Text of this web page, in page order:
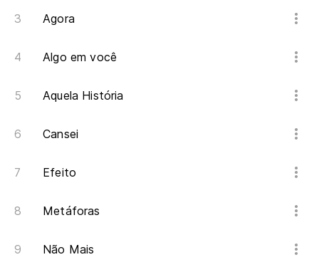
Agora
Algo em você
Aquela História
Cansei
Efeito
Metáforas
Não Mais